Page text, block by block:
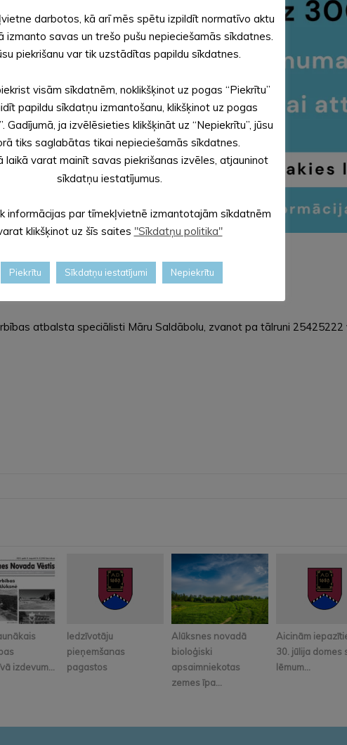
noslēgšanas;
(uz aploksnes
Alūksnes novada
apkalpošanas
novadā, LV-
oficiālo e-adresi
atbalsta speciālisti Māru Saldābolu, zvanot pa tālruni
izdevum...
Iedzīvotāju
pieņemšanas
pagastos
Alūksnes novadā
bioloģiski
apsaimniekotas
zemes īpa...
Aicinām
30. jūlija domes
lēmum...
darbotos, kā arī mēs spētu izpildīt normatīvo aktu
izmanto savas un trešo pušu nepieciešamās sīkdatnes.
piekrišanu var tik uzstādītas papildu sīkdatnes.
visām sīkdatnēm, noklikšķinot uz pogas “Piekrītu”
papildu sīkdatņu izmantošanu, klikšķinot uz pogas
Gadījumā, ja izvēlēsieties klikšķināt uz “Nepiekrītu”, jūsu
tiks saglabātas tikai nepieciešamās sīkdatnes.
laikā varat mainīt savas piekrišanas izvēles, atjauninot
sīkdatņu iestatījumus.
informācijas par tīmekļvietnē izmantotajām sīkdatnēm
klikšķinot uz šīs saites "Sīkdatņu politika"
Piekrītu Sīkdatņu iestatījumi Nepiekrītu